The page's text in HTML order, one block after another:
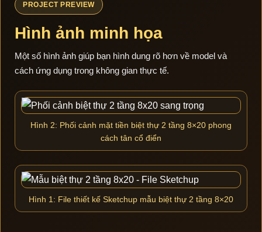
PROJECT PREVIEW
Hình ảnh minh họa
Một số hình ảnh giúp bạn hình dung rõ hơn về model và
cách ứng dụng trong không gian thực tế.
Hình 2: Phối cảnh mặt tiền biệt thự 2 tầng 8×20 phong
cách tân cổ điển
Hình 1: File thiết kế Sketchup mẫu biệt thự 2 tầng 8×20